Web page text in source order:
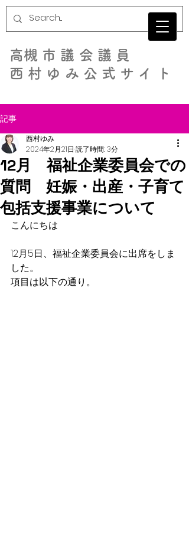
​高槻市議会議員
西村ゆみ公式サイト
記事
12月 福祉企業委員会での
質問 妊娠・出産・子育て
包括支援事業について
西村ゆみ
2024年2月21日 読了時間: 3分
こんにちは
12月5日、福祉企業委員会に出席をしま
した。
項目は以下の通り。